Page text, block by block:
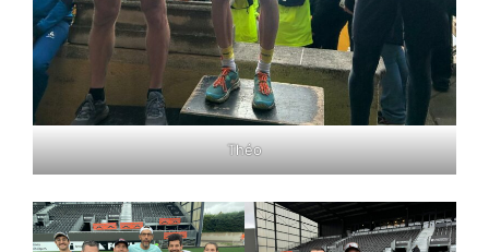
Théo